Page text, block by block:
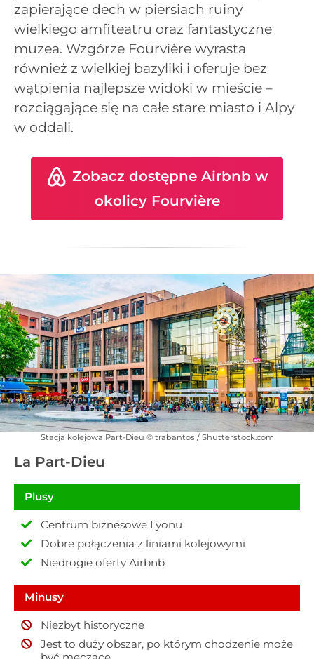
zapierające dech w piersiach ruiny
wielkiego amfiteatru oraz fantastyczne
muzea. Wzgórze Fourvière wyrasta
również z wielkiej bazyliki i oferuje bez
wątpienia najlepsze widoki w mieście –
rozciągające się na całe stare miasto i Alpy
w oddali.
Zobacz dostępne Airbnb w
okolicy Fourvière
Stacja kolejowa Part-Dieu © trabantos / Shutterstock.com
La Part-Dieu
Plusy
Centrum biznesowe Lyonu
Dobre połączenia z liniami kolejowymi
Niedrogie oferty Airbnb
Minusy
Niezbyt historyczne
Jest to duży obszar, po którym chodzenie może